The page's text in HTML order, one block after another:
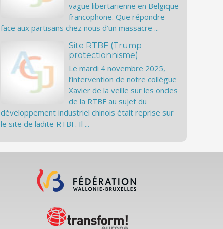
vague libertarienne en Belgique
francophone. Que répondre
face aux partisans chez nous d’un massacre ...
Site RTBF (Trump
protectionnisme)
Le mardi 4 novembre 2025,
l’intervention de notre collègue
Xavier de la veille sur les ondes
de la RTBF au sujet du
développement industriel chinois était reprise sur
le site de ladite RTBF. Il ...